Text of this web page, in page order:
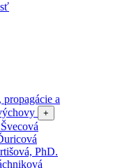
a
+
PhD.